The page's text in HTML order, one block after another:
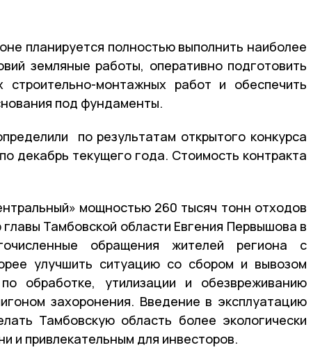
планируется полностью выполнить наиболее
земляные работы, оперативно подготовить
монтажных работ и обеспечить
под фундаменты.
по результатам открытого конкурса
декабрь текущего года. Стоимость контракта
мощностью 260 тысяч тонн отходов
Тамбовской области Евгения Первышова в
обращения жителей региона с
улучшить ситуацию со сбором и вывозом
обработке, утилизации и обезвреживанию
захоронения. Введение в эксплуатацию
Тамбовскую область более экологически
и привлекательным для инвесторов.